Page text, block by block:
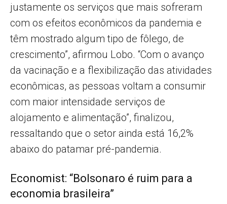
justamente os serviços que mais sofreram
com os efeitos econômicos da pandemia e
têm mostrado algum tipo de fôlego, de
crescimento”, afirmou Lobo. “Com o avanço
da vacinação e a flexibilização das atividades
econômicas, as pessoas voltam a consumir
com maior intensidade serviços de
alojamento e alimentação”, finalizou,
ressaltando que o setor ainda está 16,2%
abaixo do patamar pré-pandemia.
Economist: “Bolsonaro é ruim para a
economia brasileira”